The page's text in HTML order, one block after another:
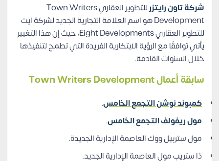
شركة تاون رايتزر
للتطوير العقاري Town Writers
Developmentهو اسم العلامة التجارية الجديد لشركة ايت
للتطوير العقاري Eight Developments، حيث إن هذا التغيير
يأتي توافقًا مع الرؤية الابتكارية الفريدة التي تطمح لتنفيذها
خلال السنوات القادمة.
سابقة أعمالTown Writers Development
كمبوند نوشن التجمع الخامس.
مول ريفولف التجمع الخامس.
مول ستربيل ووك العاصمة الإدارية الجديدة.
ذا ستريب مول العاصمة الإدارية الجديد.